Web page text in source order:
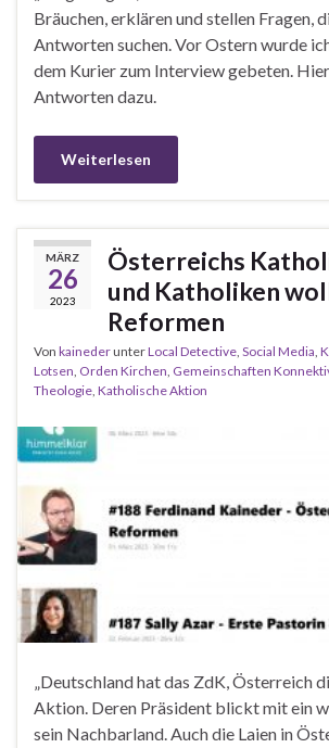
Bräuchen, erklären und stellen Fragen,
Antworten suchen. Vor Ostern wurde
dem Kurier zum Interview gebeten.
Antworten dazu.
Weiterlesen
MÄRZ
26
2023
Österreichs
und Katholiken
Reformen
Von kainederunterLocal Detective Social Media
Lotsen Orden Kirchen Gemeinschaften
Theologie Katholische Aktion
„Deutschland hat das ZdK, Österreich
Aktion. Deren Präsident blickt mit ein
sein Nachbarland. Auch die Laien in